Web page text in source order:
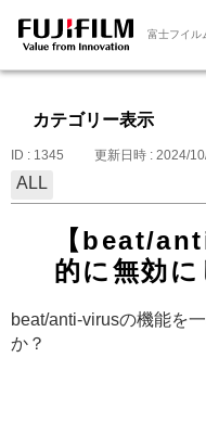
富士フイル
カテゴリー表示
ID : 1345 更新日時 : 2024/
ALL
【beat/
的に無効に
beat/anti-virusの機能を
か？